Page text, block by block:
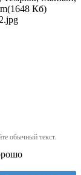
Кб)
обычный текст.